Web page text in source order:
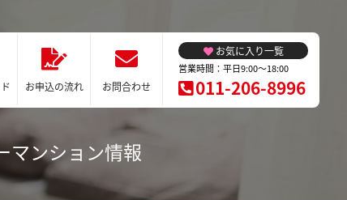
お申込の流れ お問合わせ
お気に入り一覧
営業時間：平日9:00～18:00
011-206-8996
マンション情報